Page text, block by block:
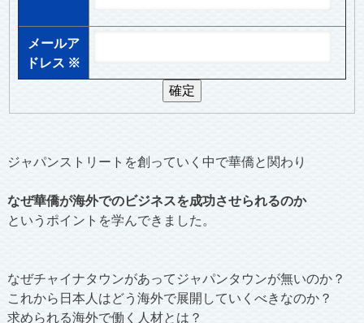
メールア
ドレス ※
ジャパンストリートを創っていく中で華僑と関わり
なぜ華僑が海外でのビジネスを成功させられるのか
というポイントを学んできました。
なぜチャイナタウンがあってジャパンタウンが無いのか？
これから日本人はどう海外で展開していくべきなのか？
求められる海外で働く人材とは？